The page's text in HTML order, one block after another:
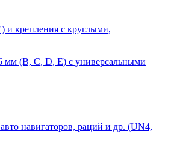
крепления с круглыми,
(B, C, D, E) с универсальными
навигаторов, раций и др. (UN4,